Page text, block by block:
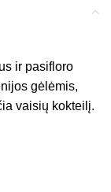
ir pasifloro
gėlėmis,
vaisių kokteilį.